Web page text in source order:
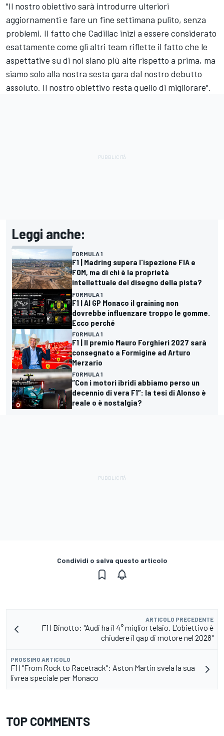
"Il nostro obiettivo sarà introdurre ulteriori
aggiornamenti e fare un fine settimana pulito, senza
problemi. Il fatto che Cadillac inizi a essere considerato
esattamente come gli altri team riflette il fatto che le
aspettative su di noi siano più alte rispetto a prima, ma
siamo solo alla nostra sesta gara dal nostro debutto
assoluto. Il nostro obiettivo resta quello di migliorare".
Leggi anche:
FORMULA 1
F1 | Madring supera l'ispezione FIA e
FOM, ma di chi è la proprietà
intellettuale del disegno della pista?
FORMULA 1
F1 | Al GP Monaco il graining non
dovrebbe influenzare troppo le gomme.
Ecco perché
FORMULA 1
F1 | Il premio Mauro Forghieri 2027 sarà
consegnato a Formigine ad Arturo
Merzario
FORMULA 1
“Con i motori ibridi abbiamo perso un
decennio di vera F1”: la tesi di Alonso è
reale o è nostalgia?
Condividi o salva questo articolo
ARTICOLO PRECEDENTE
F1 | Binotto: "Audi ha il 4° miglior telaio. L'obiettivo è
chiudere il gap di motore nel 2028"
PROSSIMO ARTICOLO
F1 | "From Rock to Racetrack": Aston Martin svela la sua
livrea speciale per Monaco
TOP COMMENTS